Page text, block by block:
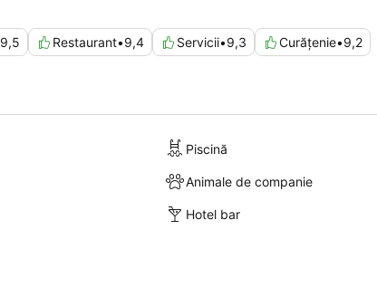
9,5 Restaurant•9,4 Servicii•9,3 Curățenie•9,2
Piscină
Animale de companie
Hotel bar